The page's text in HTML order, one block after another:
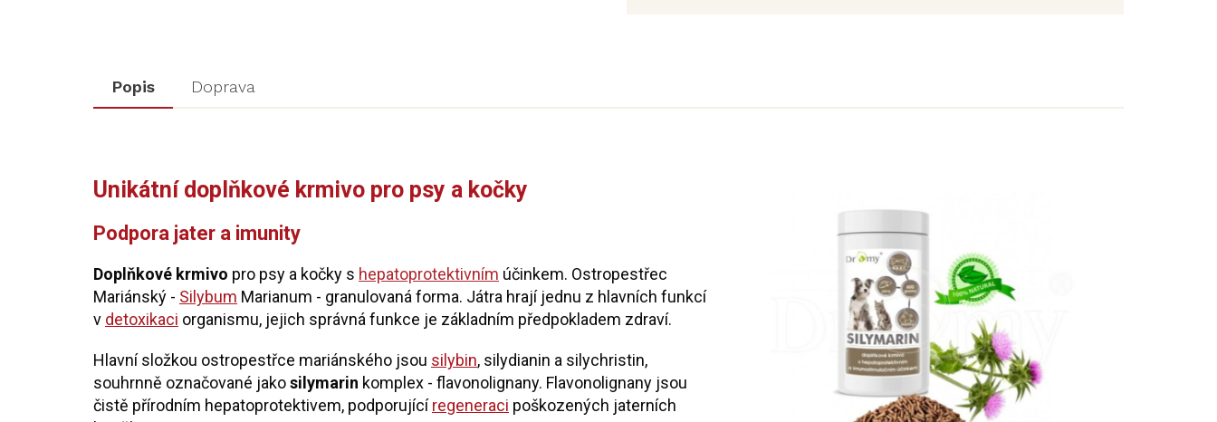
Popis Doprava
Unikátní doplňkové krmivo pro psy a kočky
Podpora jater a imunity
Doplňkové krmivo pro psy a kočky s hepatoprotektivním účinkem. Ostropestřec
Mariánský - Silybum Marianum - granulovaná forma. Játra hrají jednu z hlavních funkcí
v detoxikaci organismu, jejich správná funkce je základním předpokladem zdraví.
Hlavní složkou ostropestřce mariánského jsou silybin, silydianin a silychristin,
souhrnně označované jakosilymarin komplex - flavonolignany. Flavonolignany jsou
čistě přírodním hepatoprotektivem, podporujícíregeneraci poškozených jaterních